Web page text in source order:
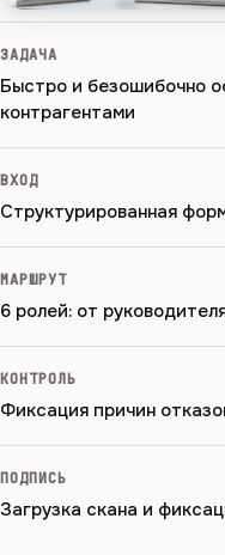
ЗАДАЧА
Быстро и безошибочно
контрагентами
ВХОД
Структурированная
МАРШРУТ
6 ролей: от
КОНТРОЛЬ
Фиксация причин
ПОДПИСЬ
Загрузка скана и